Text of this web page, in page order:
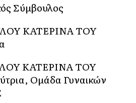
Σύμβουλος
ΚΑΤΕΡΙΝΑ ΤΟΥ
ΚΑΤΕΡΙΝΑ ΤΟΥ
Ομάδα Γυναικών